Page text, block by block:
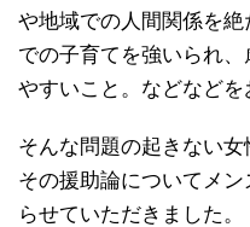
や地域での人間関係を
での子育てを強いられ
やすいこと。などなどを
そんな問題の起きない女
その援助論についてメ
らせていただきました。